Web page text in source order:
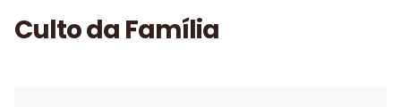
Culto da Família